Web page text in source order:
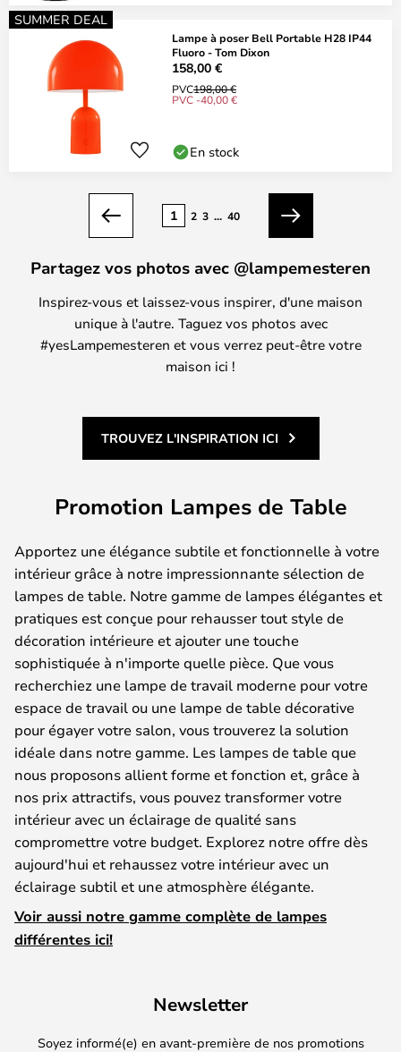
SUMMER DEAL
Lampe à poser Bell Portable H28 IP44
Fluoro - Tom Dixon
158,00 €
PVC198,00 €
PVC -40,00 €
En stock
Précédent
1 2 3 ... 40
Suivant
Partagez vos photos avec @lampemesteren
Inspirez-vous et laissez-vous inspirer, d'une maison
unique à l'autre. Taguez vos photos avec
#yesLampemesteren et vous verrez peut-être votre
maison ici !
TROUVEZ L'INSPIRATION ICI
Promotion Lampes de Table
Apportez une élégance subtile et fonctionnelle à votre
intérieur grâce à notre impressionnante sélection de
lampes de table. Notre gamme de lampes élégantes et
pratiques est conçue pour rehausser tout style de
décoration intérieure et ajouter une touche
sophistiquée à n'importe quelle pièce. Que vous
recherchiez une lampe de travail moderne pour votre
espace de travail ou une lampe de table décorative
pour égayer votre salon, vous trouverez la solution
idéale dans notre gamme. Les lampes de table que
nous proposons allient forme et fonction et, grâce à
nos prix attractifs, vous pouvez transformer votre
intérieur avec un éclairage de qualité sans
compromettre votre budget. Explorez notre offre dès
aujourd'hui et rehaussez votre intérieur avec un
éclairage subtil et une atmosphère élégante.
Voir aussi notre gamme complète de lampes
différentes ici!
Newsletter
Soyez informé(e) en avant-première de nos promotions